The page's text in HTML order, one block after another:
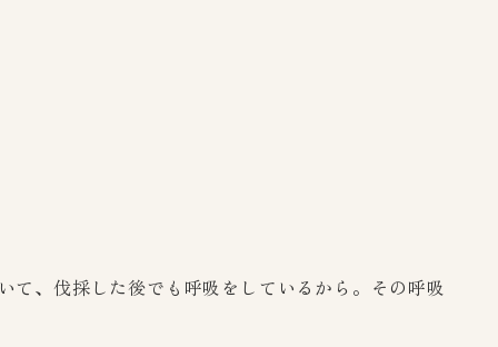
て、伐採した後でも呼吸をしているから。その呼吸